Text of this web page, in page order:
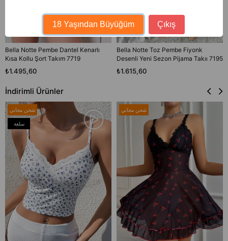
Bella Notte Pembe Dantel Kenarlı
Kısa Kollu Şort Takım 7719
₺1.495,60
Bella Notte Toz Pembe Fiyonk
Desenli Yeni Sezon Pijama Takıı 7195
₺1.615,60
İndirimli Ürünler
شحن مجاني
سلعة
شحن مجاني
18 Yaşından Büyüğüm Çıkış